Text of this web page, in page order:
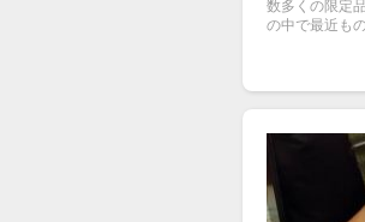
数多くの限定
の中で最近も